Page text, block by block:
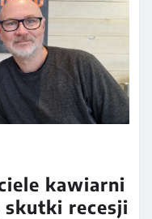
kawiarni
skutki recesji